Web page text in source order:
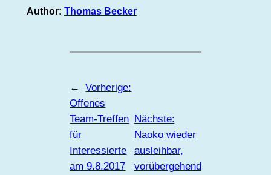
Author: Thomas Becker
←
Vorherige:
Offenes
Team-Treffen
für
Interessierte
am 9.8.2017
Nächste:
Naoko wieder
ausleihbar,
vorübergehend